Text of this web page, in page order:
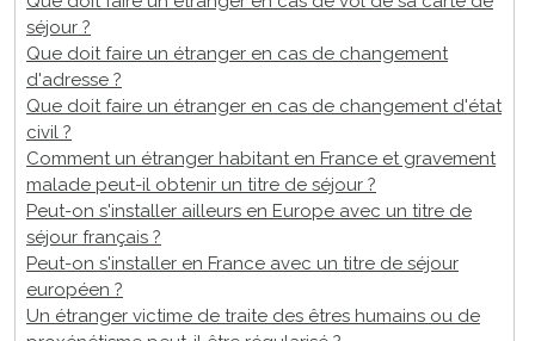
séjour ?
Que doit faire un étranger en cas de changement
d'adresse ?
Que doit faire un étranger en cas de changement d'état
civil ?
Comment un étranger habitant en France et gravement
malade peut-il obtenir un titre de séjour ?
Peut-on s'installer ailleurs en Europe avec un titre de
séjour français ?
Peut-on s'installer en France avec un titre de séjour
européen ?
Un étranger victime de traite des êtres humains ou de